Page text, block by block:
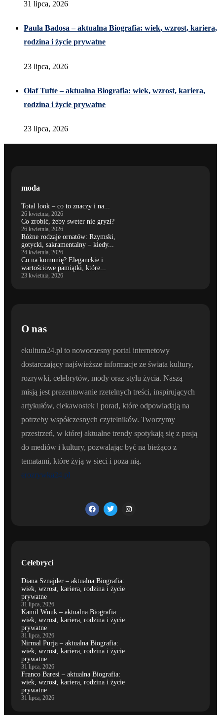
31 lipca, 2026
Paula Badosa – aktualna Biografia: wiek, wzrost, kariera,
rodzina i życie prywatne
23 lipca, 2026
Olaf Tufte – aktualna Biografia: wiek, wzrost, kariera,
rodzina i życie prywatne
23 lipca, 2026
moda
Total look – co to znaczy i na...
26 kwietnia, 2026
Co zrobić, żeby sweter nie gryzł?
26 kwietnia, 2026
Różne rodzaje ornatów: Rzymski,
gotycki, sakramentalny – kiedy...
24 kwietnia, 2026
Co na komunię? Eleganckie i
wartościowe pamiątki, które...
23 kwietnia, 2026
O nas
ekultura24.pl to nowoczesny portal internetowy
dostarczający najświeższe informacje ze świata kultury,
rozrywki, celebrytów, mody oraz stylu życia. Naszą
misją jest prezentowanie rzetelnych treści, inspirujących
artykułów, ciekawostek i porad, które odpowiadają na
potrzeby współczesnych czytelników. Tworzymy
przestrzeń, w której aktualne trendy spotykają się z pasją
do mediów i kultury, pozwalając być na bieżąco z
tematami, które żyją w sieci i poza nią.
erozrywka24.pl
Celebryci
Diana Sznajder – aktualna Biografia:
wiek, wzrost, kariera, rodzina i życie
prywatne
31 lipca, 2026
Kamil Wnuk – aktualna Biografia:
wiek, wzrost, kariera, rodzina i życie
prywatne
31 lipca, 2026
Nirmal Purja – aktualna Biografia:
wiek, wzrost, kariera, rodzina i życie
prywatne
31 lipca, 2026
Franco Baresi – aktualna Biografia:
wiek, wzrost, kariera, rodzina i życie
prywatne
31 lipca, 2026